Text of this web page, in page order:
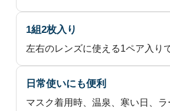
1組2枚入り
左右のレンズに使える1ペア入り
日常使いにも便利
マスク着用時、温泉、寒い日、